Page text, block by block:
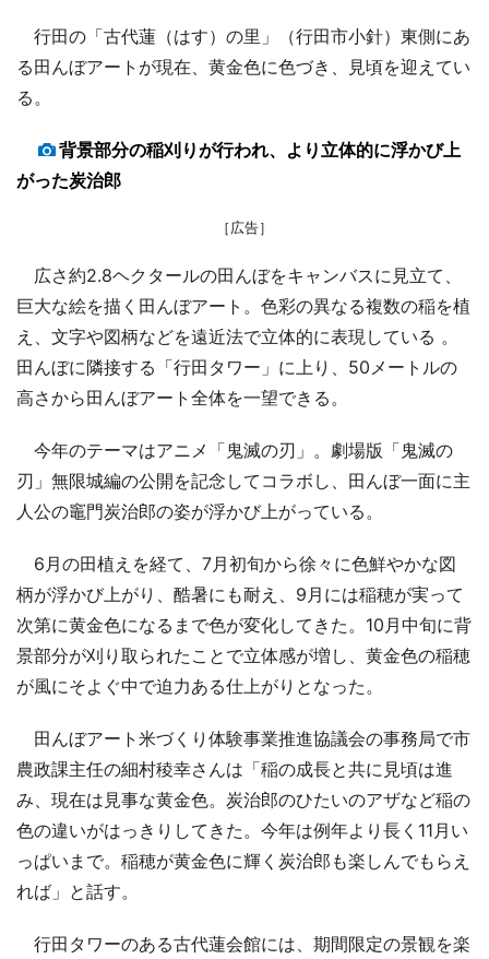
行田の「古代蓮（はす）の里」（行田市小針）東側にあ
る田んぼアートが現在、黄金色に色づき、見頃を迎えてい
る。
背景部分の稲刈りが行われ、より立体的に浮かび上
がった炭治郎
［広告］
広さ約2.8ヘクタールの田んぼをキャンバスに見立て、
巨大な絵を描く田んぼアート。色彩の異なる複数の稲を植
え、文字や図柄などを遠近法で立体的に表現している 。
田んぼに隣接する「行田タワー」に上り、50メートルの
高さから田んぼアート全体を一望できる。
今年のテーマはアニメ「鬼滅の刃」。劇場版「鬼滅の
刃」無限城編の公開を記念してコラボし、田んぼ一面に主
人公の竈門炭治郎の姿が浮かび上がっている。
6月の田植えを経て、7月初旬から徐々に色鮮やかな図
柄が浮かび上がり、酷暑にも耐え、9月には稲穂が実って
次第に黄金色になるまで色が変化してきた。10月中旬に背
景部分が刈り取られたことで立体感が増し、黄金色の稲穂
が風にそよぐ中で迫力ある仕上がりとなった。
田んぼアート米づくり体験事業推進協議会の事務局で市
農政課主任の細村稜幸さんは「稲の成長と共に見頃は進
み、現在は見事な黄金色。炭治郎のひたいのアザなど稲の
色の違いがはっきりしてきた。今年は例年より長く11月い
っぱいまで。稲穂が黄金色に輝く炭治郎も楽しんでもらえ
れば」と話す。
行田タワーのある古代蓮会館には、期間限定の景観を楽